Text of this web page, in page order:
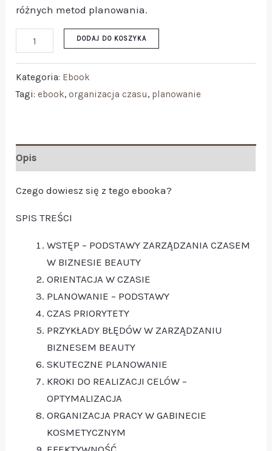
różnych metod planowania.
DODAJ DO KOSZYKA
Kategoria: Ebook
Tagi:ebook,organizacja czasu, planowanie
Opis
Czego dowiesz się z tego ebooka?
SPIS TREŚCI
WSTĘP – PODSTAWY ZARZĄDZANIA CZASEM
W BIZNESIE BEAUTY
ORIENTACJA W CZASIE
PLANOWANIE – PODSTAWY
CZAS PRIORYTETY
PRZYKŁADY BŁĘDÓW W ZARZĄDZANIU
BIZNESEM BEAUTY
SKUTECZNE PLANOWANIE
KROKI DO REALIZACJI CELÓW –
OPTYMALIZACJA
ORGANIZACJA PRACY W GABINECIE
KOSMETYCZNYM